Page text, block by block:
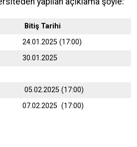
Bitiş Tarihi
24.01.2025 (17:00)
30.01.2025
05.02.2025 (17:00)
07.02.2025 (17:00)